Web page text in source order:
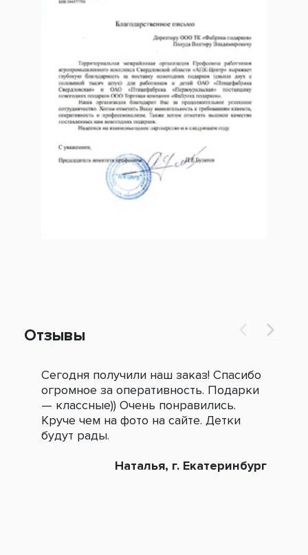
Отзывы
Сегодня получили наш заказ! Спасибо
огромное за оперативность. Подарки
— классные)) Очень понравились.
Круче чем на фото на сайте. Детки
будут рады.
Наталья, г. Екатеринбург